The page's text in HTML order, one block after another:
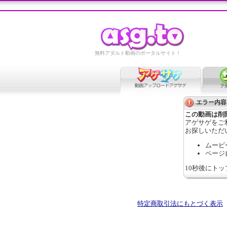
無料アダルト動画のポータルサイト！
エラー内容
この動画は削
アゲサゲをご
お探しいただ
ムービ
ページ
10秒後にト
特定商取引法にもとづく表示